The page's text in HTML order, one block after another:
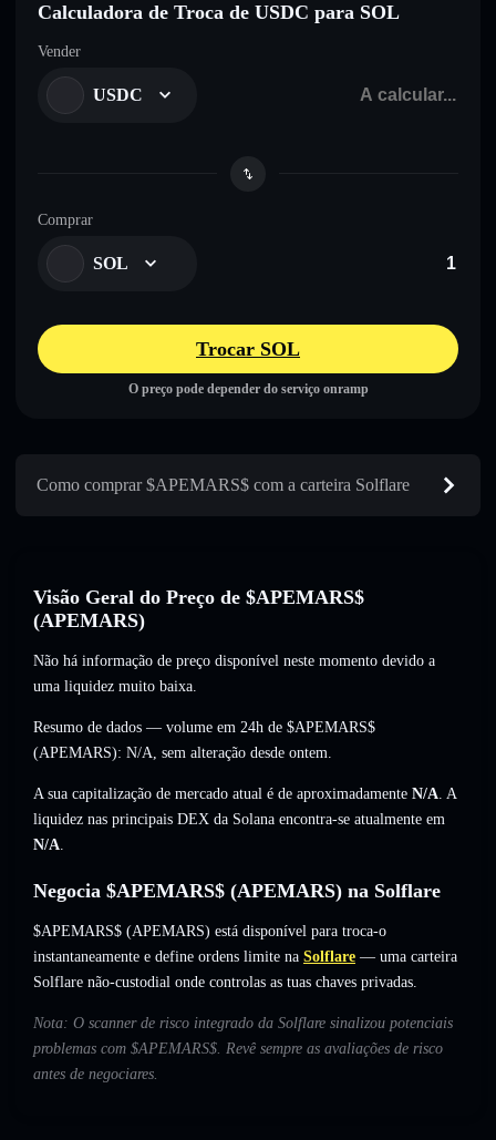
Calculadora de Troca de USDC para SOL
Vender
USDC
Comprar
SOL
Trocar SOL
O preço pode depender do serviço onramp
Como comprar $APEMARS$ com a carteira Solflare
Visão Geral do Preço de $APEMARS$
(APEMARS)
Não há informação de preço disponível neste momento devido a
uma liquidez muito baixa.
Resumo de dados — volume em 24h de $APEMARS$
(APEMARS): N/A, sem alteração desde ontem.
A sua capitalização de mercado atual é de aproximadamente N/A. A
liquidez nas principais DEX da Solana encontra-se atualmente em
N/A.
Negocia $APEMARS$ (APEMARS) na Solflare
$APEMARS$ (APEMARS) está disponível para troca-o
instantaneamente e define ordens limite na Solflare — uma carteira
Solflare não-custodial onde controlas as tuas chaves privadas.
Nota: O scanner de risco integrado da Solflare sinalizou potenciais
problemas com $APEMARS$. Revê sempre as avaliações de risco
antes de negociares.